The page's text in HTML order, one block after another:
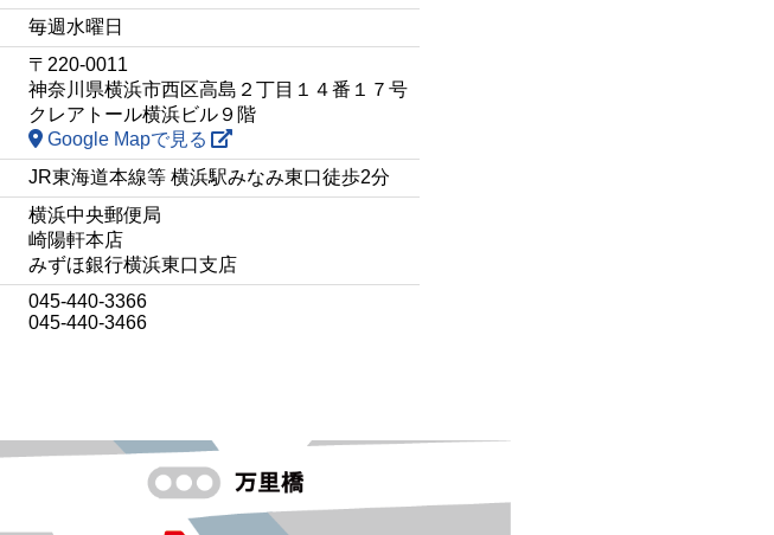
毎週水曜日
〒220-0011
神奈川県横浜市西区高島２丁目１４番１７号
クレアトール横浜ビル９階
Google Mapで見る
JR東海道本線等 横浜駅みなみ東口徒歩2分
横浜中央郵便局
崎陽軒本店
みずほ銀行横浜東口支店
045-440-3366
045-440-3466